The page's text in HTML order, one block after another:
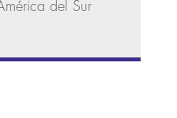
del Sur